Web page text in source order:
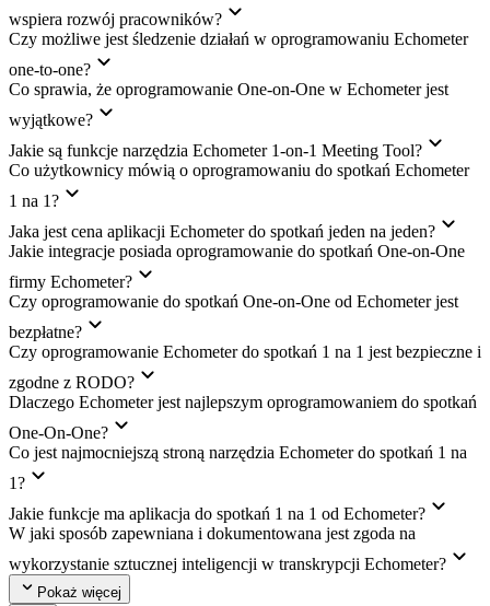
wspiera rozwój pracowników?
Czy możliwe jest śledzenie działań w oprogramowaniu Echometer
one-to-one?
Co sprawia, że oprogramowanie One-on-One w Echometer jest
wyjątkowe?
Jakie są funkcje narzędzia Echometer 1-on-1 Meeting Tool?
Co użytkownicy mówią o oprogramowaniu do spotkań Echometer
1 na 1?
Jaka jest cena aplikacji Echometer do spotkań jeden na jeden?
Jakie integracje posiada oprogramowanie do spotkań One-on-One
firmy Echometer?
Czy oprogramowanie do spotkań One-on-One od Echometer jest
bezpłatne?
Czy oprogramowanie Echometer do spotkań 1 na 1 jest bezpieczne i
zgodne z RODO?
Dlaczego Echometer jest najlepszym oprogramowaniem do spotkań
One-On-One?
Co jest najmocniejszą stroną narzędzia Echometer do spotkań 1 na
1?
Jakie funkcje ma aplikacja do spotkań 1 na 1 od Echometer?
W jaki sposób zapewniana i dokumentowana jest zgoda na
wykorzystanie sztucznej inteligencji w transkrypcji Echometer?
Pokaż więcej